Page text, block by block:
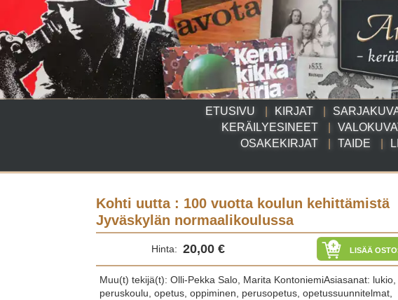
ETUSIVU KIRJAT
KERÄILYESINEET
OSAKEKIRJAT
TAIDE
Kohti uutta : 100 vuotta koulun kehittämistä
Jyväskylän normaalikoulussa
Hinta: 20,00 € LISÄÄ
Muu(t) tekijä(t): Olli-Pekka Salo, Marita KontoniemiAsiasanat:
peruskoulu, opetus, oppiminen, perusopetus, opetussuunnitelmat,